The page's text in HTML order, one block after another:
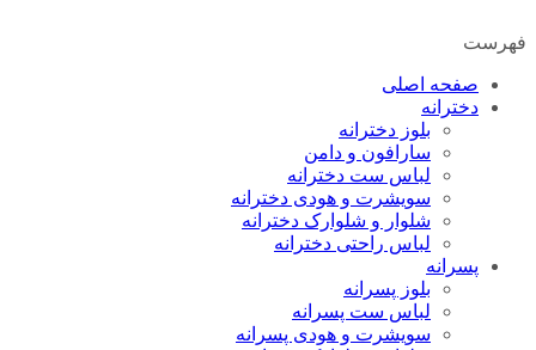
فهرست
صفحه اصلی
دخترانه
بلوز دخترانه
سارافون و دامن
لباس ست دخترانه
سویشرت و هودی دخترانه
شلوار و شلوارک دخترانه
لباس راحتی دخترانه
پسرانه
بلوز پسرانه
لباس ست پسرانه
سویشرت و هودی پسرانه